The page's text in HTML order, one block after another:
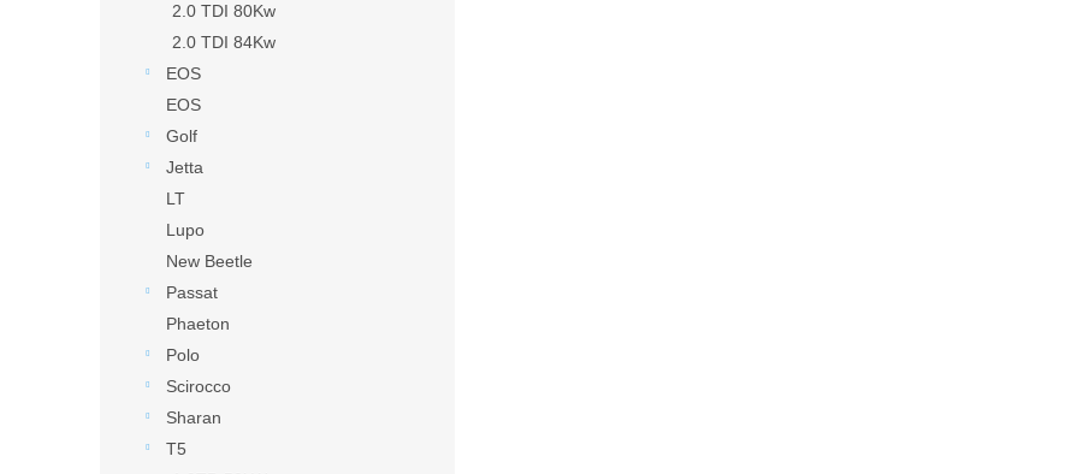
2.0 TDI 80Kw
2.0 TDI 84Kw
EOS
EOS
Golf
Jetta
LT
Lupo
New Beetle
Passat
Phaeton
Polo
Scirocco
Sharan
T5